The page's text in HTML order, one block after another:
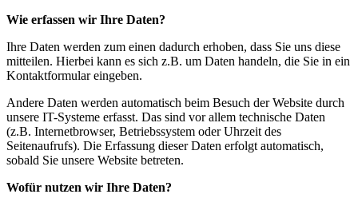
Wie erfassen wir Ihre Daten?
Ihre Daten werden zum einen dadurch erhoben, dass Sie uns diese
mitteilen. Hierbei kann es sich z.B. um Daten handeln, die Sie in ein
Kontaktformular eingeben.
Andere Daten werden automatisch beim Besuch der Website durch
unsere IT-Systeme erfasst. Das sind vor allem technische Daten
(z.B. Internetbrowser, Betriebssystem oder Uhrzeit des
Seitenaufrufs). Die Erfassung dieser Daten erfolgt automatisch,
sobald Sie unsere Website betreten.
Wofür nutzen wir Ihre Daten?